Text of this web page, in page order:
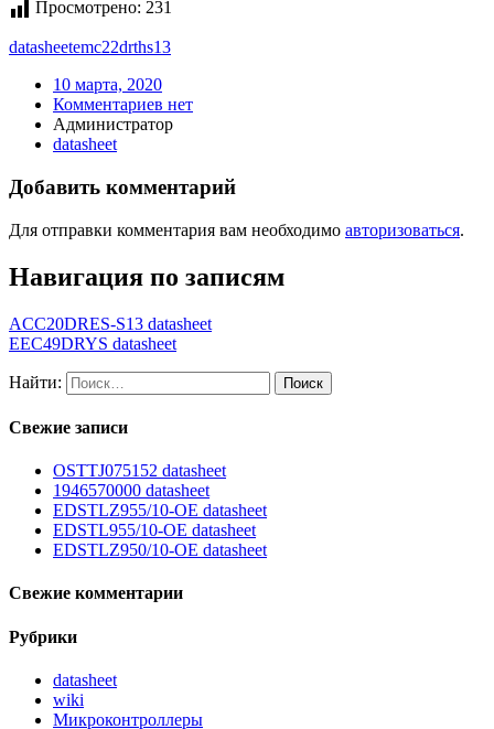
Просмотрено: 231
datasheetemc22drths13
10 марта, 2020
Комментариев нет
Администратор
datasheet
Добавить комментарий
Для отправки комментария вам необходимо авторизоваться.
Навигация по записям
ACC20DRES-S13 datasheet
EEC49DRYS datasheet
Найти:
Свежие записи
OSTTJ075152 datasheet
1946570000 datasheet
EDSTLZ955/10-OE datasheet
EDSTL955/10-OE datasheet
EDSTLZ950/10-OE datasheet
Свежие комментарии
Рубрики
datasheet
wiki
Микроконтроллеры